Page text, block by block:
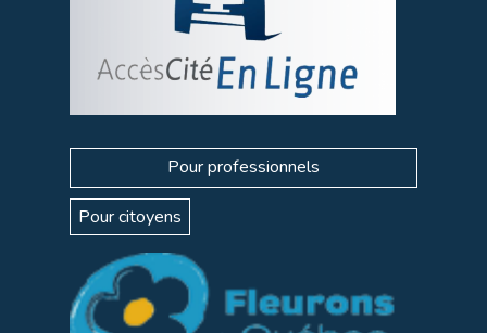
Pour professionnels
Pour citoyens